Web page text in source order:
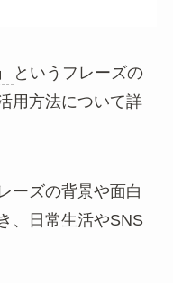
というフレーズの
用方法について詳
ーズの背景や面白
、日常生活やSNS